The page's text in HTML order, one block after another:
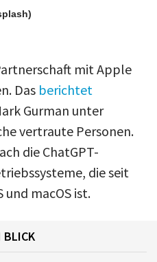
mit Apple
Das berichtet
Gurman unter
vertraute Personen.
die ChatGPT-
die seit
und macOS ist.
BLICK